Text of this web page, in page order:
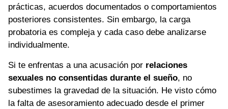
prácticas, acuerdos documentados o comportamientos
posteriores consistentes. Sin embargo, la carga
probatoria es compleja y cada caso debe analizarse
individualmente.
Si te enfrentas a una acusación por relaciones
sexuales no consentidas durante el sueño, no
subestimes la gravedad de la situación. He visto cómo
la falta de asesoramiento adecuado desde el primer